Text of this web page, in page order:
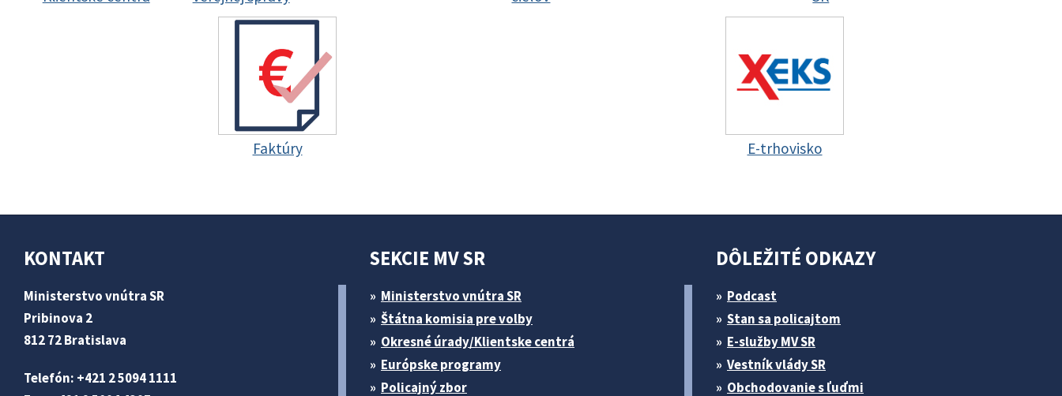
Faktúry E-trhovisko
KONTAKT
Ministerstvo vnútra SR
Pribinova 2
812 72 Bratislava
Telefón: +421 2 5094 1111
SEKCIE MV SR
Ministerstvo vnútra SR
Štátna komisia pre volby
Okresné úrady/Klientske centrá
Európske programy
Policajný zbor
DÔLEŽITÉ ODKAZY
Podcast
Stan sa policajtom
E-služby MV SR
Vestník vlády SR
Obchodovanie s ľuďmi